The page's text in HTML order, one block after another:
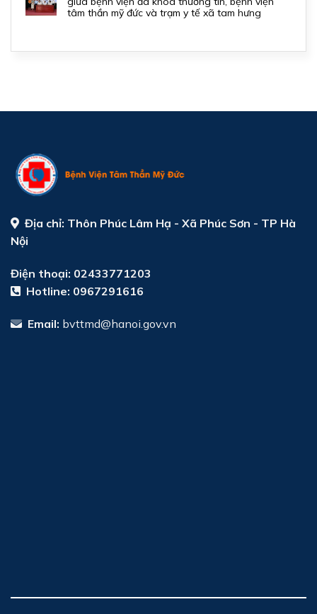
tâm thần mỹ đức và trạm y tế xã tam hưng
Địa chỉ: Thôn Phúc Lâm Hạ - Xã Phúc Sơn - TP Hà
Nội
Điện thoại: 02433771203
Hotline: 0967291616
Email: bvttmd@hanoi.gov.vn